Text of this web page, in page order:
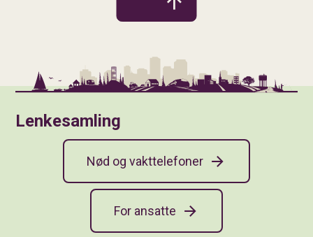
Lenkesamling
Nød og vakttelefoner
For ansatte